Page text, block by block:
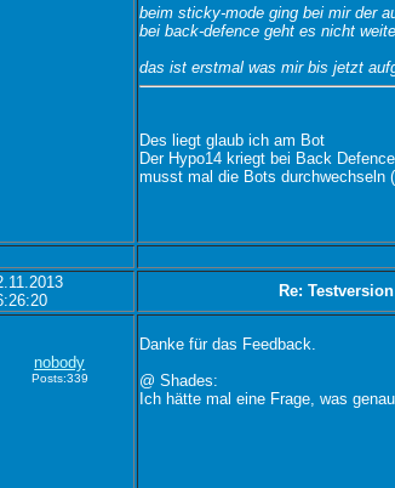
beim sticky-mode ging bei mir der
bei back-defence geht es nicht
das ist erstmal was mir bis jetzt
Des liegt glaub ich am Bot
Der Hypo14 kriegt bei Back
musst mal die Bots durchwechseln
Re:
nobody
Posts:339
Danke für das Feedback.
@ Shades:
Ich hätte mal eine Frage, was